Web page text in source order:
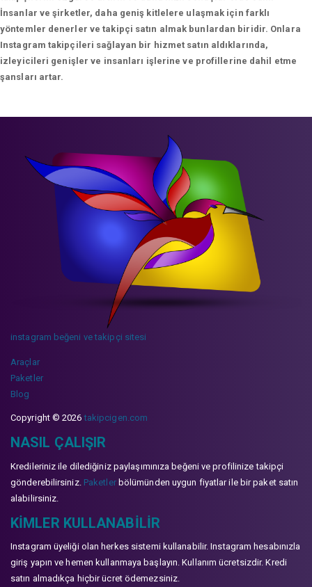
İnsanlar ve şirketler, daha geniş kitlelere ulaşmak için farklı
yöntemler denerler ve takipçi satın almak bunlardan biridir. Onlara
Instagram takipçileri sağlayan bir hizmet satın aldıklarında,
izleyicileri genişler ve insanları işlerine ve profillerine dahil etme
şansları artar.
instagram beğeni ve takipçi sitesi
Araçlar
Paketler
Blog
Copyright © 2026takipcigen.com
NASIL ÇALIŞIR
Kredileriniz ile dilediğiniz paylaşımınıza beğeni ve profilinize takipçi
gönderebilirsiniz. Paketlerbölümünden uygun fiyatlar ile bir paket satın
alabilirsiniz.
KIMLER KULLANABILIR
Instagram üyeliği olan herkes sistemi kullanabilir. Instagram hesabınızla
giriş yapın ve hemen kullanmaya başlayın. Kullanım ücretsizdir. Kredi
satın almadıkça hiçbir ücret ödemezsiniz.